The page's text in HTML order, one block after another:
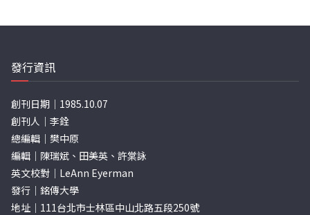
發行資訊
創刊日期｜1985.10.07
創刊人｜李銓
總編輯｜樊中原
編輯｜陳瑞斌、田美英、許棠詠
英文校對｜LeAnn Eyerman
發行｜銘傳大學
地址｜111台北市士林區中山北路五段250號